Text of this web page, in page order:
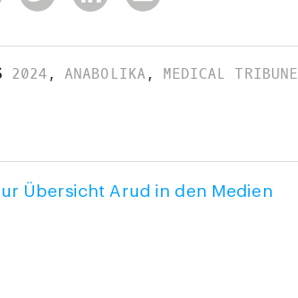
2024, ANABOLIKA, MEDICAL TRIBUNE
Übersicht Arud in den Medien